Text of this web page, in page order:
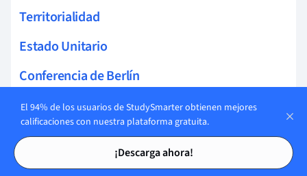
Tarjetas de estudio
Tarjetas de estudio
Territorialidad
Estado Unitario
Conferencia de Berlín
Globalización
Cambio Global
Neocolonialismo
El 94% de los usuarios de StudySmarter obtienen mejores
calificaciones con nuestra plataforma gratuita.
¡Descarga ahora!